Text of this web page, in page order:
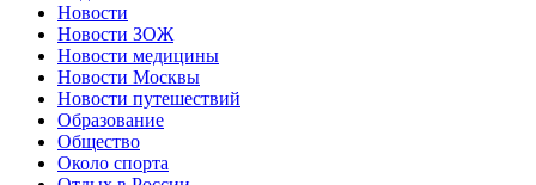
Новости
Новости ЗОЖ
Новости медицины
Новости Москвы
Новости путешествий
Образование
Общество
Около спорта